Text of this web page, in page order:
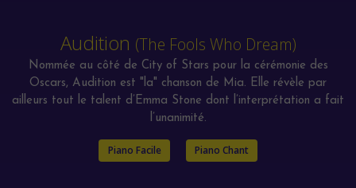
Audition (The Fools Who Dream)
Nommée au côté de City of Stars pour la cérémonie des
Oscars, Audition est "la" chanson de Mia. Elle révèle par
ailleurs tout le talent d’Emma Stone dont l’interprétation a fait
l’unanimité.
Piano Facile Piano Chant